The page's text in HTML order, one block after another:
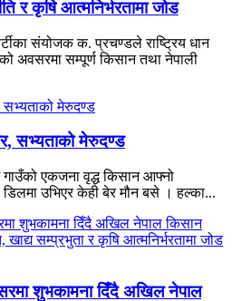
र कृषि आत्मनिर्भरतामा जोड
संयोजक क. प्रचण्डले राष्ट्रिय धान
अवसरमा सम्पूर्ण किसान तथा नेपाली
सभ्यताको मेरुदण्ड
गाउँको एकजना वृद्ध किसान आफ्नो
उभिएर केही बेर मौन बसे । हल्का...
शुभकामना दिँदै अखिल नेपाल